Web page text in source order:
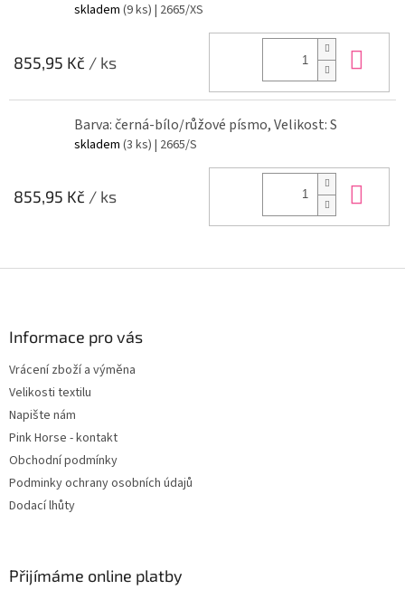
skladem (9 ks) | 2665/XS
855,95 Kč / ks
Barva: černá-bílo/růžové písmo, Velikost: S
skladem (3 ks) | 2665/S
855,95 Kč / ks
Informace pro vás
Vrácení zboží a výměna
Velikosti textilu
Napište nám
Pink Horse - kontakt
Obchodní podmínky
Podminky ochrany osobních údajů
Dodací lhůty
Přijímáme online platby